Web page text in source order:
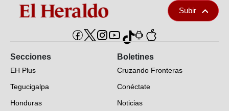
Subir
Secciones
EH Plus
Tegucigalpa
Honduras
Boletines
Cruzando Fronteras
Conéctate
Noticias